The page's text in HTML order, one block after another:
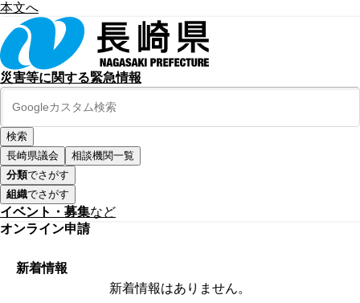
本文へ
災害等に関する緊急情報
長崎県議会
相談機関一覧
分類でさがす
組織でさがす
イベント・募集など
オンライン申請
新着情報
新着情報はありません。